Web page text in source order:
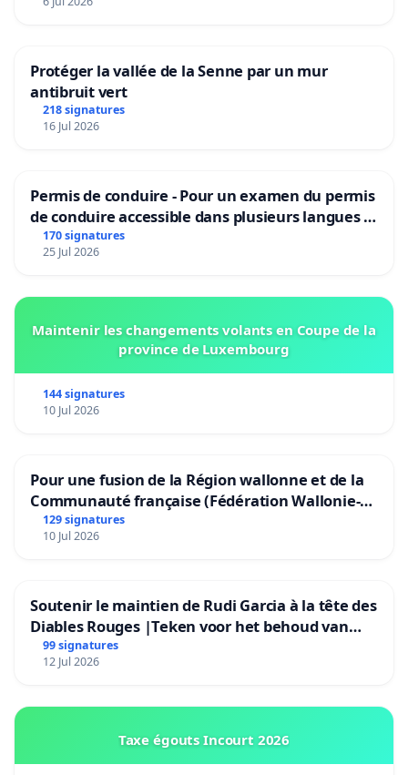
Protéger la vallée de la Senne par un mur
antibruit vert
218 signatures
16 Jul 2026
Permis de conduire - Pour un examen du permis
de conduire accessible dans plusieurs langues à
Bruxelles
170 signatures
25 Jul 2026
Maintenir les changements volants en Coupe de la
province de Luxembourg
144 signatures
10 Jul 2026
Pour une fusion de la Région wallonne et de la
Communauté française (Fédération Wallonie-
Bruxelles)
129 signatures
10 Jul 2026
Soutenir le maintien de Rudi Garcia à la tête des
Diables Rouges |Teken voor het behoud van
Rudi Garcia als bondscoach
99 signatures
12 Jul 2026
Taxe égouts Incourt 2026